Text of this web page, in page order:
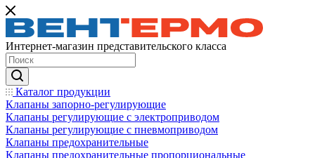
Интернет-магазин представительского класса
Каталог продукции
Клапаны запорно-регулирующие
Клапаны регулирующие с электроприводом
Клапаны регулирующие с пневмоприводом
Клапаны предохранительные
Клапаны предохранительные пропорциональные